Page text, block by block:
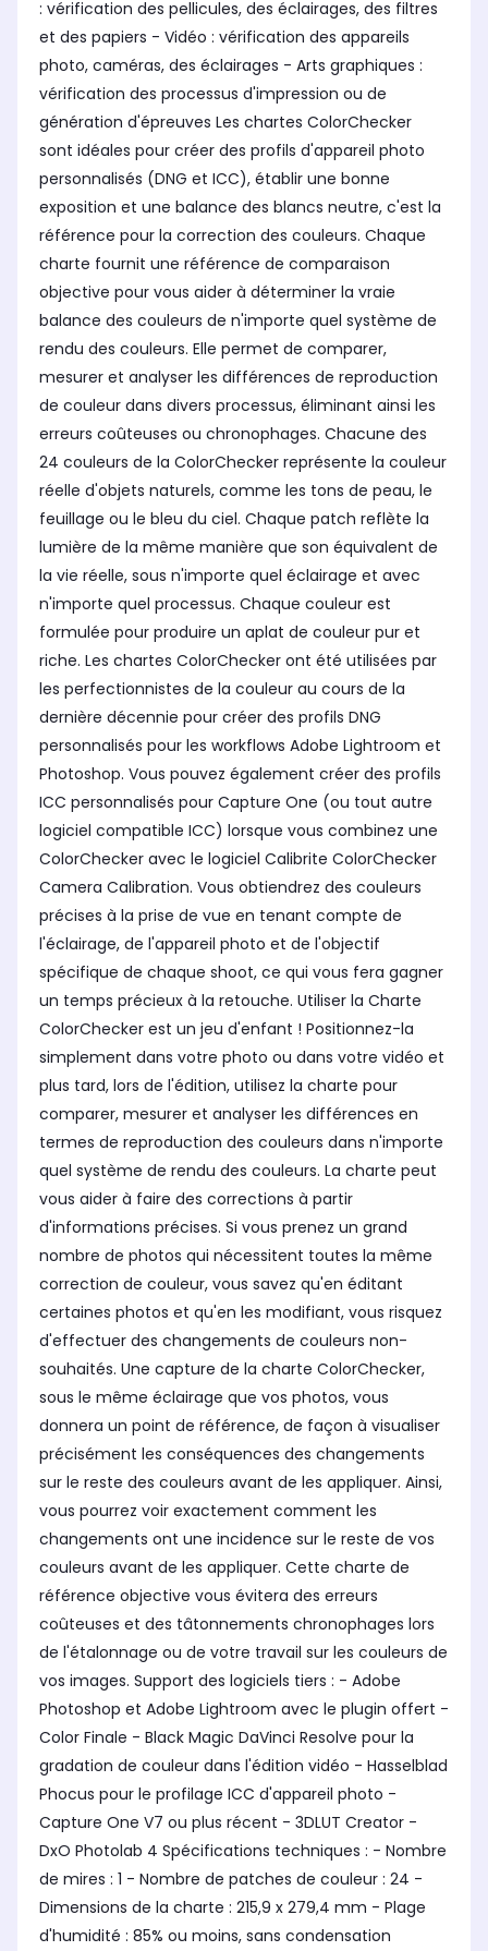
: vérification des pellicules, des éclairages, des filtres
et des papiers - Vidéo : vérification des appareils
photo, caméras, des éclairages - Arts graphiques :
vérification des processus d'impression ou de
génération d'épreuves Les chartes ColorChecker
sont idéales pour créer des profils d'appareil photo
personnalisés (DNG et ICC), établir une bonne
exposition et une balance des blancs neutre, c'est la
référence pour la correction des couleurs. Chaque
charte fournit une référence de comparaison
objective pour vous aider à déterminer la vraie
balance des couleurs de n'importe quel système de
rendu des couleurs. Elle permet de comparer,
mesurer et analyser les différences de reproduction
de couleur dans divers processus, éliminant ainsi les
erreurs coûteuses ou chronophages. Chacune des
24 couleurs de la ColorChecker représente la couleur
réelle d'objets naturels, comme les tons de peau, le
feuillage ou le bleu du ciel. Chaque patch reflète la
lumière de la même manière que son équivalent de
la vie réelle, sous n'importe quel éclairage et avec
n'importe quel processus. Chaque couleur est
formulée pour produire un aplat de couleur pur et
riche. Les chartes ColorChecker ont été utilisées par
les perfectionnistes de la couleur au cours de la
dernière décennie pour créer des profils DNG
personnalisés pour les workflows Adobe Lightroom et
Photoshop. Vous pouvez également créer des profils
ICC personnalisés pour Capture One (ou tout autre
logiciel compatible ICC) lorsque vous combinez une
ColorChecker avec le logiciel Calibrite ColorChecker
Camera Calibration. Vous obtiendrez des couleurs
précises à la prise de vue en tenant compte de
l'éclairage, de l'appareil photo et de l'objectif
spécifique de chaque shoot, ce qui vous fera gagner
un temps précieux à la retouche. Utiliser la Charte
ColorChecker est un jeu d'enfant ! Positionnez-la
simplement dans votre photo ou dans votre vidéo et
plus tard, lors de l'édition, utilisez la charte pour
comparer, mesurer et analyser les différences en
termes de reproduction des couleurs dans n'importe
quel système de rendu des couleurs. La charte peut
vous aider à faire des corrections à partir
d'informations précises. Si vous prenez un grand
nombre de photos qui nécessitent toutes la même
correction de couleur, vous savez qu'en éditant
certaines photos et qu'en les modifiant, vous risquez
d'effectuer des changements de couleurs non-
souhaités. Une capture de la charte ColorChecker,
sous le même éclairage que vos photos, vous
donnera un point de référence, de façon à visualiser
précisément les conséquences des changements
sur le reste des couleurs avant de les appliquer. Ainsi,
vous pourrez voir exactement comment les
changements ont une incidence sur le reste de vos
couleurs avant de les appliquer. Cette charte de
référence objective vous évitera des erreurs
coûteuses et des tâtonnements chronophages lors
de l'étalonnage ou de votre travail sur les couleurs de
vos images. Support des logiciels tiers : - Adobe
Photoshop et Adobe Lightroom avec le plugin offert -
Color Finale - Black Magic DaVinci Resolve pour la
gradation de couleur dans l'édition vidéo - Hasselblad
Phocus pour le profilage ICC d'appareil photo -
Capture One V7 ou plus récent - 3DLUT Creator -
DxO Photolab 4 Spécifications techniques : - Nombre
de mires : 1 - Nombre de patches de couleur : 24 -
Dimensions de la charte : 215,9 x 279,4 mm - Plage
d'humidité : 85% ou moins, sans condensation